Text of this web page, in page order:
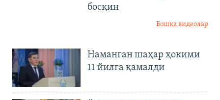
босқин
Бошқа видеолар
Наманган шаҳар ҳокими
11 йилга қамалди